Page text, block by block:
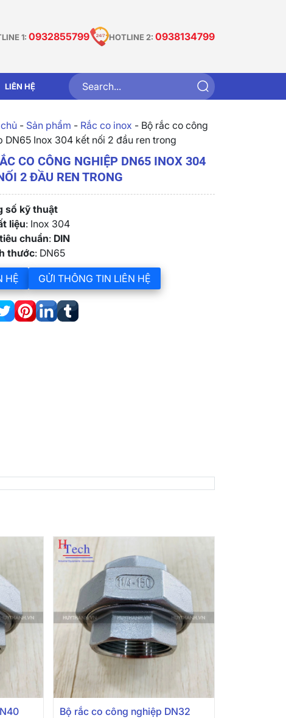
1: 0932855799 HOTLINE 2: 0938134799
LIÊN HỆ
- Sản phẩm - Rắc co inox - Bộ rắc co công
DN65 Inox 304 kết nối 2 đầu ren trong
CO CÔNG NGHIỆP DN65 INOX 304
2 ĐẦU REN TRONG
số kỹ thuật
liệu: Inox 304
chuẩn: DIN
thước: DN65
HỆ GỬI THÔNG TIN LIÊN HỆ
Bộ rắc co công nghiệp DN32